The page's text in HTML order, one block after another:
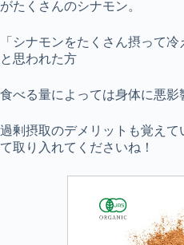
がたくさんのシナモン。
「シナモンをたくさん摂って
と思われた方
食べる量によっては身体に悪影
過剰摂取のデメリットも覚え
て取り入れてくださいね！